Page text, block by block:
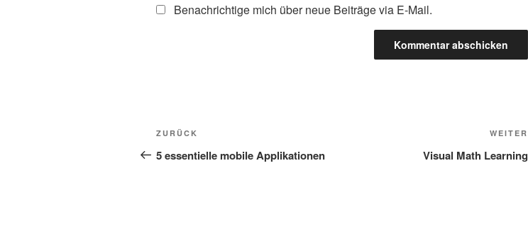
Benachrichtige mich über neue Beiträge via E-Mail.
Beitragsnavigation
Vorheriger
Beitrag
ZURÜCK
5 essentielle mobile Applikationen
WEITER
Visual Math Learning